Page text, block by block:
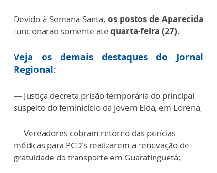
Devido à Semana Santa, os postos de Aparecida
funcionarão somente até quarta-feira (27).
Veja os demais destaques do Jornal
Regional:
— Justiça decreta prisão temporária do principal
suspeito do feminicídio da jovem Elda, em Lorena;
— Vereadores cobram retorno das perícias
médicas para PCD's realizarem a renovação de
gratuidade do transporte em Guaratinguetá;